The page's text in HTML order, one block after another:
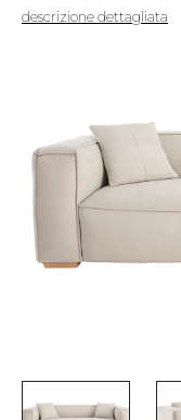
descrizione dettagliata